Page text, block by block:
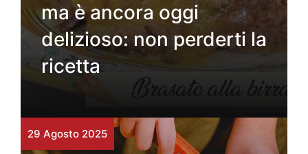
ma è ancora oggi
delizioso: non perderti la
ricetta
29 Agosto 2025